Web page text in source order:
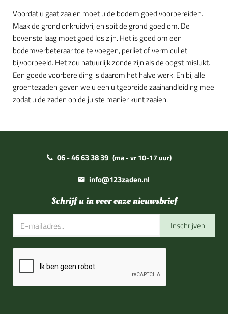
Voordat u gaat zaaien moet u de bodem goed voorbereiden.
Maak de grond onkruidvrij en spit de grond goed om. De
bovenste laag moet goed los zijn. Het is goed om een
bodemverbeteraar toe te voegen, perliet of vermiculiet
bijvoorbeeld. Het zou natuurlijk zonde zijn als de oogst mislukt.
Een goede voorbereiding is daarom het halve werk. En bij alle
groentezaden geven we u een uitgebreide zaaihandleiding mee
zodat u de zaden op de juiste manier kunt zaaien.
06 - 46 63 38 39 (ma - vr 10-17 uur)
info@123zaden.nl
Schrijf u in voor onze nieuwsbrief
Inschrijven